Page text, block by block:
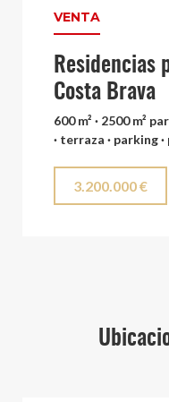
VENTA
Residencias
Costa Brava
600 m² · 2500 m²
· terraza · parking
3.200.000 €